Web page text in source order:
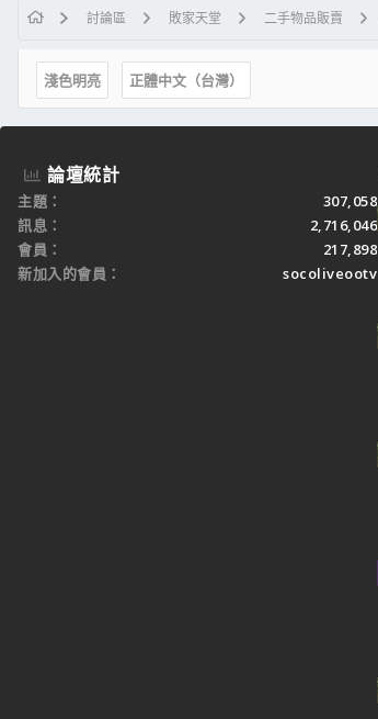
討論區 敗家天堂 二手物品販賣
淺色明亮 正體中文（台灣）
論壇統計
主題
307,058
訊息
2,716,046
會員
217,898
新加入的會員
socoliveootv